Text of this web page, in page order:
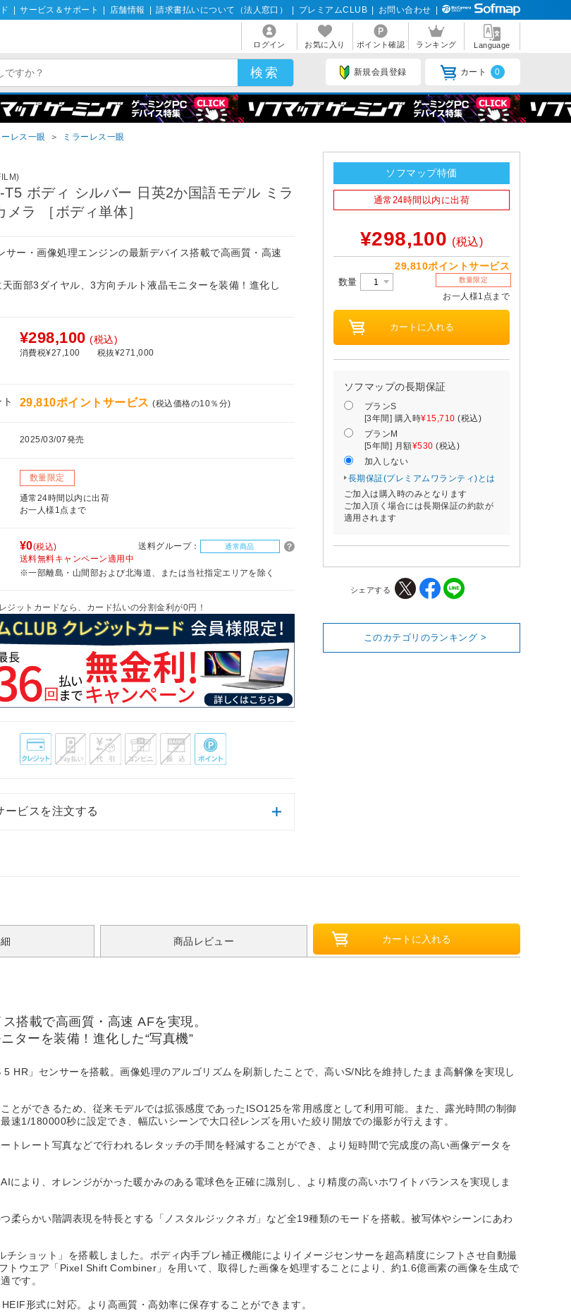
サービス＆サポート 店舗情報 請求書払いについて（法人窓口） プレミアムCLUB お問い合わせ
ログイン お気に入り ポイント確認 ランキング Language
新規会員登録 カート 0
レス一眼 ＞ ミラーレス一眼
ボディ シルバー 日英2か国語モデル ミラ
メラ ［ボディ単体］
サー・画像処理エンジンの最新デバイス搭載で高画質・高速
面部3ダイヤル、3方向チルト液晶モニターを装備！進化し
¥298,100 (税込)
消費税¥27,100 税抜¥271,000
29,810ポイントサービス(税込価格の10％分)
2025/03/07発売
数量限定
通常24時間以内に出荷
お一人様1点まで
¥0(税込) 送料グループ： 通常商品
送料無料キャンペーン適用中
※一部離島・山間部および北海道、または当社指定エリアを除く
ジットカードなら、カード払いの分割金利が0円！
ービスを注文する
ソフマップ特価
通常24時間以内に出荷
¥298,100 (税込)
29,810ポイントサービス
数量 数量限定
お一人様1点まで
ソフマップの長期保証
プランS
[3年間] 購入時¥15,710 (税込)
プランM
[5年間] 月額¥530 (税込)
加入しない
長期保証(プレミアムワランティ)とは
ご加入は購入時のみとなります
ご加入頂く場合には長期保証の約款が
適用されます
シェアする
このカテゴリのランキング >
商品レビュー
搭載で高画質・高速 AFを実現。
ターを装備！進化した“写真機”
HR」センサーを搭載。画像処理のアルゴリズムを刷新したことで、高いS/N比を維持したまま高解像を実現し
とができるため、従来モデルでは拡張感度であったISO125を常用感度として利用可能。また、露光時間の制御
速1/180000秒に設定でき、幅広いシーンで大口径レンズを用いた絞り開放での撮影が行えます。
トレート写真などで行われるレタッチの手間を軽減することができ、より短時間で完成度の高い画像データを
により、オレンジがかった暖かみのある電球色を正確に識別し、より精度の高いホワイトバランスを実現しま
柔らかい階調表現を特長とする「ノスタルジックネガ」など全19種類のモードを搭載。被写体やシーンにあわ
ショット」を搭載しました。ボディ内手ブレ補正機能によりイメージセンサーを超高精度にシフトさせ自動撮
トウエア「Pixel Shift Combiner」を用いて、取得した画像を処理することにより、約1.6億画素の画像を生成で
です。
形式に対応。より高画質・高効率に保存することができます。